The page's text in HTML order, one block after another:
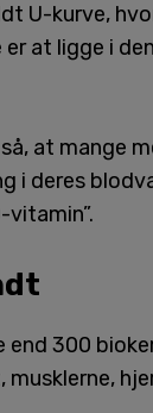
U-kurve,
at ligge i
at mange
i deres
300